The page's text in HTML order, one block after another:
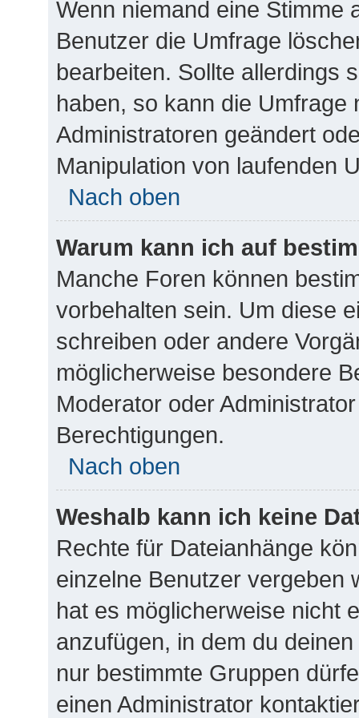
Wenn niemand eine Stimme
Benutzer die Umfrage
bearbeiten. Sollte allerdings
haben, so kann die
Administratoren geändert
Manipulation von laufenden
Nach oben
Warum kann ich auf
Manche Foren können
vorbehalten sein. Um diese
schreiben oder andere
möglicherweise besondere
Moderator oder
Berechtigungen.
Nach oben
Weshalb kann ich keine
Rechte für Dateianhänge
einzelne Benutzer vergeben
hat es möglicherweise nicht
anzufügen, in dem du
nur bestimmte Gruppen
einen Administrator